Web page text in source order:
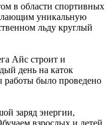
в области спортивных
уникальную
льду круглый
Айс строит и
день на каток
работы было проведено
заряд энергии,
взрослых и детей